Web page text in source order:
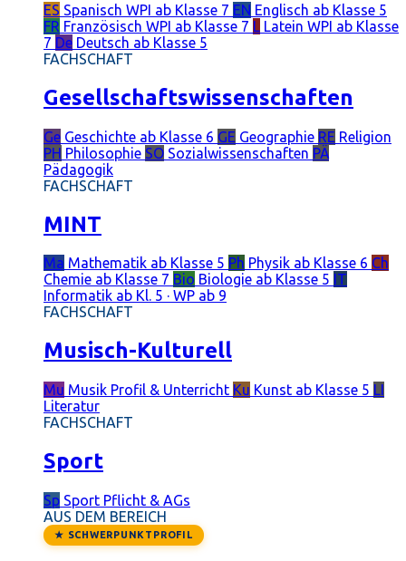
ES Spanisch WPI ab Klasse 7 EN Englisch ab Klasse 5
FR Französisch WPI ab Klasse 7 L Latein WPI ab Klasse
7 De Deutsch ab Klasse 5
FACHSCHAFT
Gesellschaftswissenschaften
Ge Geschichte ab Klasse 6 GE Geographie RE Religion
PH Philosophie SO Sozialwissenschaften PÄ
Pädagogik
FACHSCHAFT
MINT
Ma Mathematik ab Klasse 5 Ph Physik ab Klasse 6 Ch
Chemie ab Klasse 7 Bio Biologie ab Klasse 5 IT
Informatik ab Kl. 5 · WP ab 9
FACHSCHAFT
Musisch-Kulturell
Mu Musik Profil & Unterricht Ku Kunst ab Klasse 5 LI
Literatur
FACHSCHAFT
Sport
Sp Sport Pflicht & AGs
AUS DEM BEREICH
★ SCHWERPUNKTPROFIL